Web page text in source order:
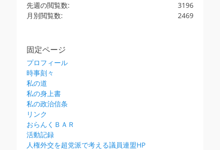
3196
先週の閲覧数:
2469
月別閲覧数:
固定ページ
プロフィール
時事刻々
私の道
私の身上書
私の政治信条
リンク
おらんくＢＡＲ
活動記録
人権外交を超党派で考える議員連盟HP